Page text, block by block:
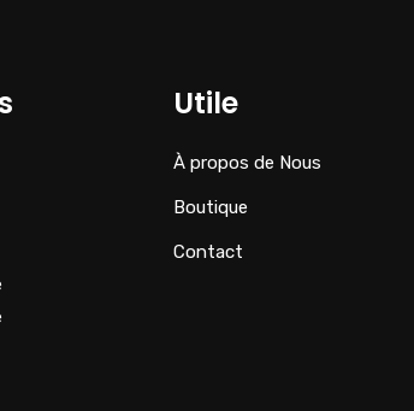
Utile
À propos de Nous
Boutique
Contact